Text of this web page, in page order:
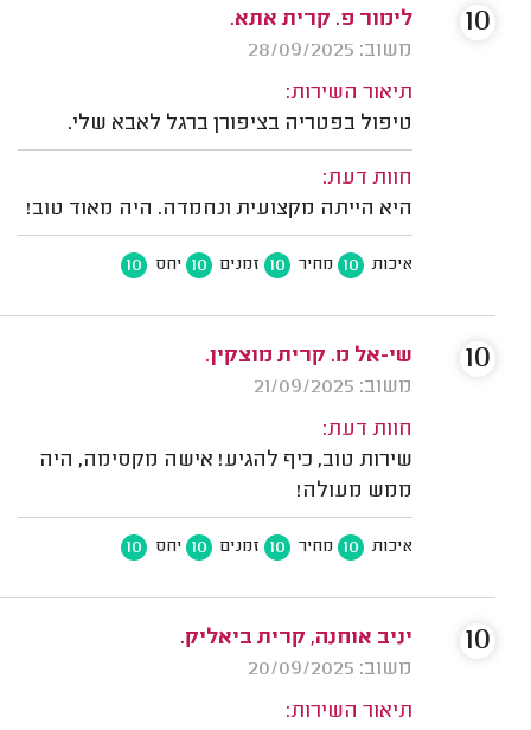
לימור פ. קרית אתא.
משוב: 28/09/2025
תיאור השירות:
טיפול בפטריה בציפורן ברגל לאבא שלי.
חוות דעת:
היא הייתה מקצועית ונחמדה. היה מאוד טוב!
איכות 10 מחיר 10 זמנים 10 יחס 10
10
שי-אל מ. קרית מוצקין.
משוב: 21/09/2025
חוות דעת:
שירות טוב, כיף להגיע! אישה מקסימה, היה
ממש מעולה!
איכות 10 מחיר 10 זמנים 10 יחס 10
10
יניב אוחנה, קרית ביאליק.
משוב: 20/09/2025
תיאור השירות:
10